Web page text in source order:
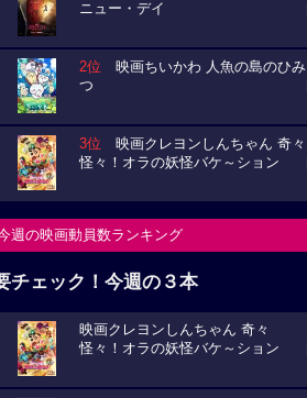
ニュー・デイ
2位 映画ちいかわ 人魚の島のひみ
つ
3位 映画クレヨンしんちゃん 奇々
怪々！オラの妖怪バケ～ション
週の映画動員数ランキング
チェック！今週の３本
映画クレヨンしんちゃん 奇々
怪々！オラの妖怪バケ～ション